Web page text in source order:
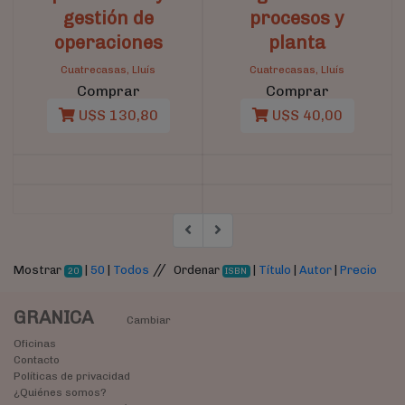
gestión de
operaciones
Cuatrecasas, Lluís
Comprar
U$S 130,80
procesos y
planta
Cuatrecasas, Lluís
Comprar
U$S 40,00
Mostrar 20 | 50 Todos // Ordenar ISBN Título |Autor |Precio
GRANICA
Cambiar
Oficinas
Contacto
Políticas de privacidad
¿Quiénes somos?